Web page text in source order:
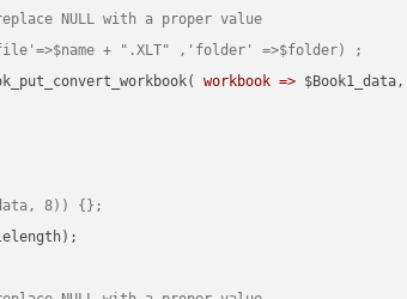
NULL with a proper value
+ ".XLT" ,'folder' =>$folder) ;
workbook => $Book1_data,
8)) {};